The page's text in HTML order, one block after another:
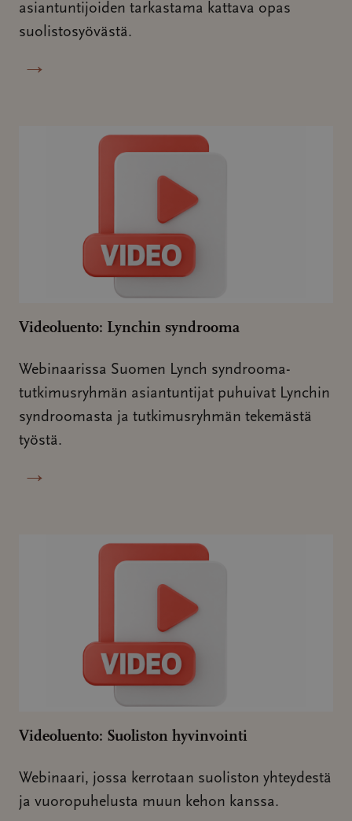
asiantuntijoiden tarkastama kattava opas
suolistosyövästä.
→
Videoluento: Lynchin syndrooma
Webinaarissa Suomen Lynch syndrooma-
tutkimusryhmän asiantuntijat puhuivat Lynchin
syndroomasta ja tutkimusryhmän tekemästä
työstä.
→
Videoluento: Suoliston hyvinvointi
Webinaari, jossa kerrotaan suoliston yhteydestä
ja vuoropuhelusta muun kehon kanssa.